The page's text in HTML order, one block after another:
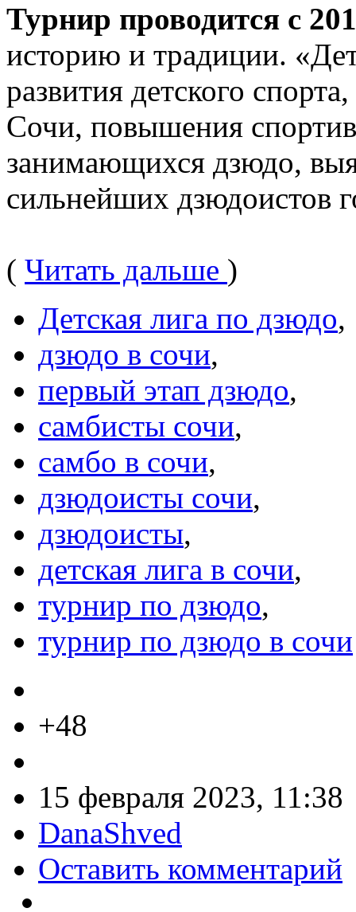
Турнир проводится с
историю и традиции.
развития детского
Сочи, повышения
занимающихся дзюдо,
сильнейших дзюдоистов
( Читать дальше )
Детская лига по дзюдо,
дзюдо в сочи,
первый этап дзюдо,
самбисты сочи,
самбо в сочи,
дзюдоисты сочи,
дзюдоисты,
детская лига в сочи,
турнир по дзюдо,
турнир по дзюдо в сочи
+48
15 февраля 2023, 11:38
DanaShved
Оставить комментарий